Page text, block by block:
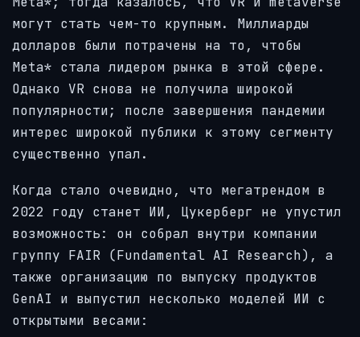
могут стать чем-то крупным. Миллиарды
долларов были потрачены на то, чтобы
Meta* стала лидером рынка в этой сфере.
Однако VR снова не получила широкой
популярности; после завершения пандемии
интерес широкой публики к этому сегменту
существенно упал.
Когда стало очевидно, что мегатрендом в
2022 году станет ИИ, Цукерберг не упустил
возможность: он собрал внутри компании
группу FAIR (Fundamental AI Research), а
также организацию по выпуску продуктов
GenAI и выпустил несколько моделей ИИ с
открытыми весами: